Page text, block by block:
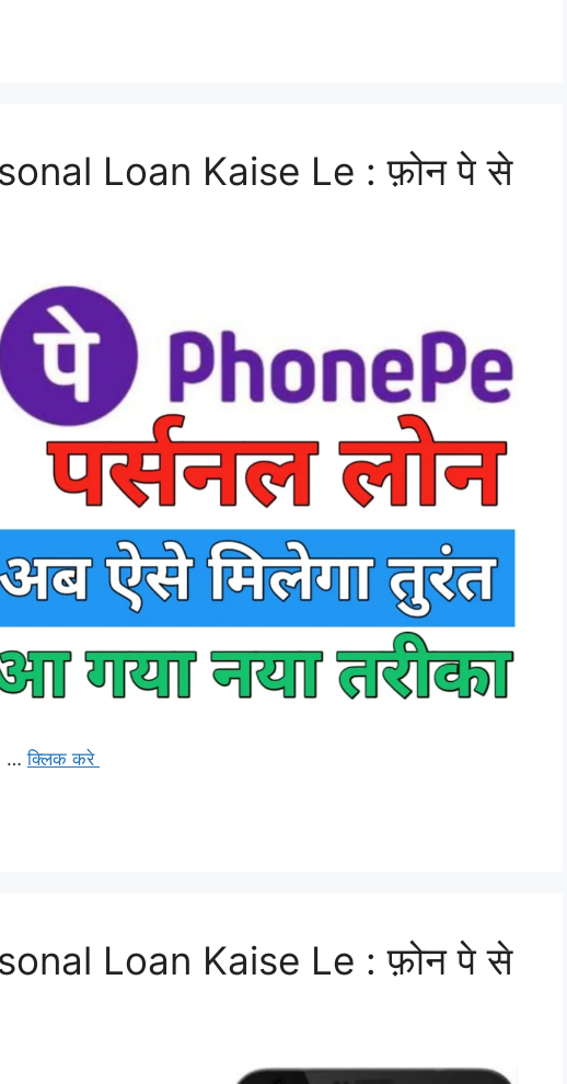
Loan Kaise Le : फ़ोन पे से
…क्लिक करे
Loan Kaise Le : फ़ोन पे से